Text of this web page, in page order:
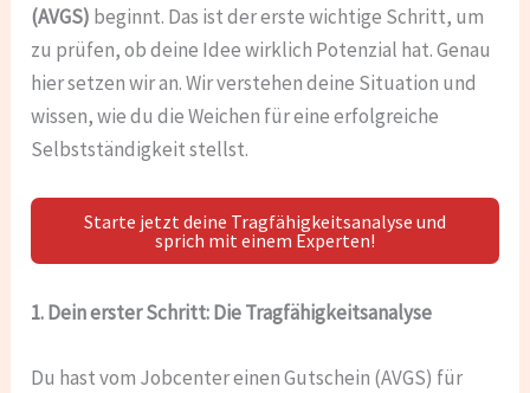
(AVGS) beginnt. Das ist der erste wichtige Schritt, um
zu prüfen, ob deine Idee wirklich Potenzial hat. Genau
hier setzen wir an. Wir verstehen deine Situation und
wissen, wie du die Weichen für eine erfolgreiche
Selbstständigkeit stellst.
Starte jetzt deine Tragfähigkeitsanalyse und
sprich mit einem Experten!
1. Dein erster Schritt: Die Tragfähigkeitsanalyse
Du hast vom Jobcenter einen Gutschein (AVGS) für